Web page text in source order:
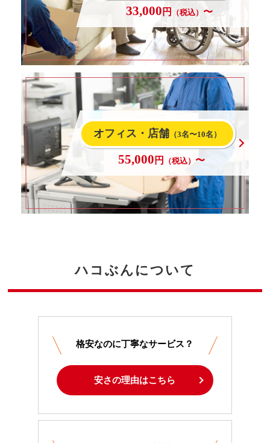
33,000 円 （税込） 〜
オフィス・店舗 （3名〜10名）
55,000 円 （税込） 〜
ハコぶんについて
格安なのに丁寧なサービス？
安さの理由はこちら